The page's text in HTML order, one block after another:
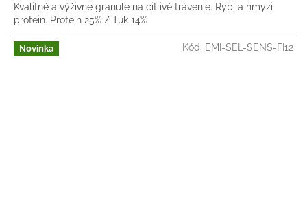
Kvalitné a výživné granule na citlivé trávenie. Rybí a hmyzi
protein. Proteín 25% / Tuk 14%
Novinka Kód: EMI-SEL-SENS-FI12